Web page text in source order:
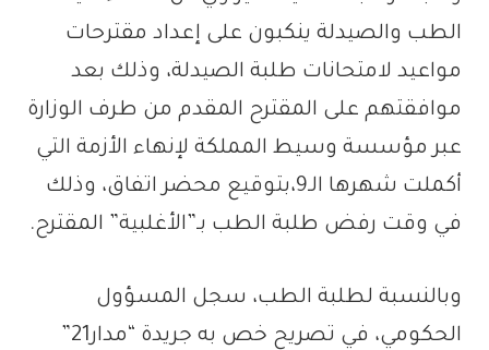
الطب والصيدلة ينكبون على إعداد مقترحات
مواعيد لامتحانات طلبة الصيدلة، وذلك بعد
موافقتهم على المقترح المقدم من طرف الوزارة
عبر مؤسسة وسيط المملكة لإنهاء الأزمة التي
أكملت شهرها الـ9،بتوقيع محضر اتفاق، وذلك
في وقت رفض طلبة الطب بـ”الأغلبية” المقترح.
وبالنسبة لطلبة الطب، سجل المسؤول
الحكومي، في تصريح خص به جريدة “مدار21”